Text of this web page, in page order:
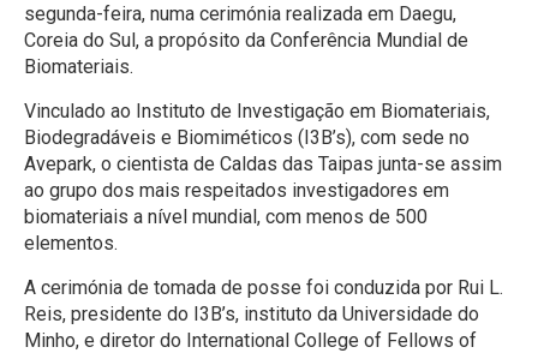
segunda-feira, numa cerimónia realizada em Daegu,
Coreia do Sul, a propósito da Conferência Mundial de
Biomateriais.
Vinculado ao Instituto de Investigação em Biomateriais,
Biodegradáveis e Biomiméticos (I3B’s), com sede no
Avepark, o cientista de Caldas das Taipas junta-se assim
ao grupo dos mais respeitados investigadores em
biomateriais a nível mundial, com menos de 500
elementos.
A cerimónia de tomada de posse foi conduzida por Rui L.
Reis, presidente do I3B’s, instituto da Universidade do
Minho, e diretor do International College of Fellows of